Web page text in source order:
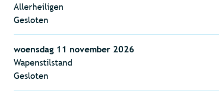
Allerheiligen
Gesloten
woensdag 11 november 2026
Wapenstilstand
Gesloten